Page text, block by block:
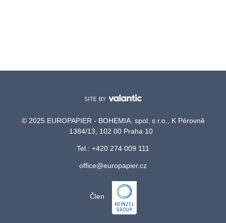
© 2025 EUROPAPIER - BOHEMIA, spol. s r.o., K Pérovně
1384/13, 102 00 Praha 10
Tel.: +420 274 009 111
office@europapier.cz
Člen